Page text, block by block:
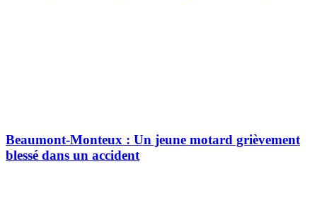
Beaumont-Monteux : Un jeune motard grièvement
blessé dans un accident